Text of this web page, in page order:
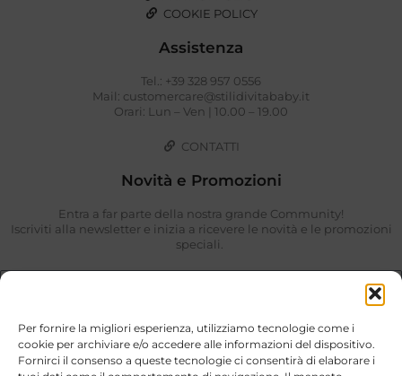
Per fornire la migliori esperienza, utilizziamo tecnologie come i
cookie per archiviare e/o accedere alle informazioni del dispositivo.
Fornirci il consenso a queste tecnologie ci consentirà di elaborare i
COOKIE POLICY
Assistenza
Tel.: +39 328 957 0556
Mail: customercare@stilidivitababy.it
Orari: Lun – Ven | 10.00 – 19.00
CONTATTI
Novità e Promozioni
Entra a far parte della nostra grande Community!
Iscriviti alla newsletter e inizia a ricevere le novità e le promozioni
speciali.